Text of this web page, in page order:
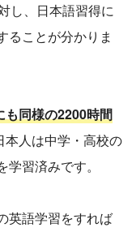
し、日本語習得に
ることが分かりま
も同様の2200時間
本人は中学・高校の
習済みです。
英語学習をすれば